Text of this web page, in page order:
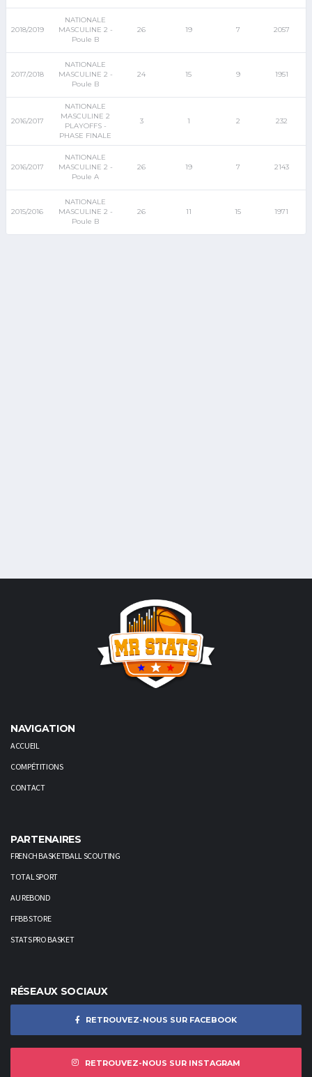
2018/2019
NATIONALE
MASCULINE 2 -
Poule B
26 19 7 2057
2017/2018
NATIONALE
MASCULINE 2 -
Poule B
24 15 9 1951
2016/2017
NATIONALE
MASCULINE 2
PLAYOFFS -
PHASE FINALE
3 1 2 232
2016/2017
NATIONALE
MASCULINE 2 -
Poule A
26 19 7 2143
2015/2016
NATIONALE
MASCULINE 2 -
Poule B
26 11 15 1971
NAVIGATION
ACCUEIL
COMPÉTITIONS
CONTACT
PARTENAIRES
FRENCH BASKETBALL SCOUTING
TOTAL SPORT
AU REBOND
FFBB STORE
STATS PRO BASKET
RÉSEAUX SOCIAUX
RETROUVEZ-NOUS SUR FACEBOOK
RETROUVEZ-NOUS SUR INSTAGRAM